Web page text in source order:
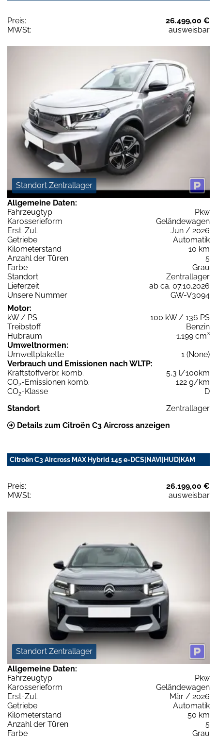
Preis:
26.499,00 €
MWSt:
ausweisbar
Standort Zentrallager
Allgemeine Daten:
Fahrzeugtyp
Pkw
Karosserieform
Geländewagen
Erst-Zul.
Jun / 2026
Getriebe
Automatik
Kilometerstand
10 km
Anzahl der Türen
5
Farbe
Grau
Standort
Zentrallager
Lieferzeit
ab ca. 07.10.2026
Unsere Nummer
GW-V3094
Motor:
kW / PS
100 kW / 136 PS
Treibstoff
Benzin
Hubraum
1.199 cm³
Umweltnormen:
Umweltplakette
1 (None)
Verbrauch und Emissionen nach WLTP:
Kraftstoffverbr. komb.
5,3 l/100km
CO2-Emissionen komb.
122 g/km
CO2-Klasse
D
Standort
Zentrallager
Details zum Citroën C3 Aircross anzeigen
Citroën C3 Aircross MAX Hybrid 145 e-DCS|NAVI|HUD|KAM
Preis:
26.199,00 €
MWSt:
ausweisbar
Standort Zentrallager
Allgemeine Daten:
Fahrzeugtyp
Pkw
Karosserieform
Geländewagen
Erst-Zul.
Mär / 2026
Getriebe
Automatik
Kilometerstand
50 km
Anzahl der Türen
5
Farbe
Grau